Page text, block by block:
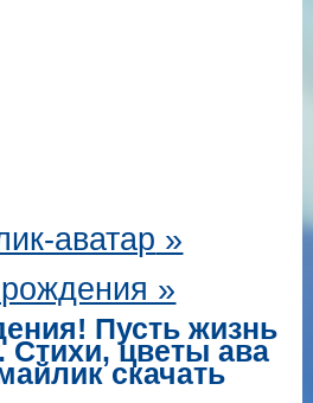
аватар »
»
Пусть жизнь
Стихи, цветы ава
скачать